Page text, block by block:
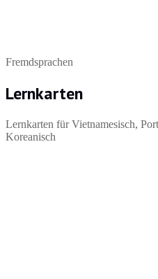
Fremdsprachen
Lernkarten
Lernkarten für Vietnamesisch,
Koreanisch